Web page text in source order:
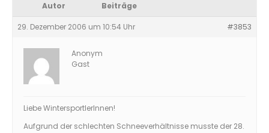
Autor Beiträge
29. Dezember 2006 um 10:54 Uhr #3853
Anonym
Gast
Liebe WintersportlerInnen!
Aufgrund der schlechten Schneeverhältnisse musste der 28.